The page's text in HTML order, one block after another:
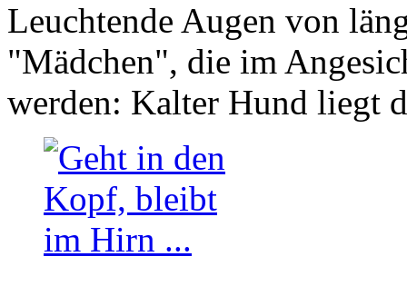
Leuchtende Augen von
"Mädchen", die im
werden: Kalter Hund liegt